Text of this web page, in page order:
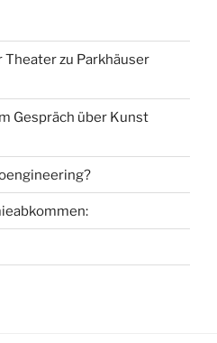
Theater zu Parkhäuser
Gespräch über Kunst